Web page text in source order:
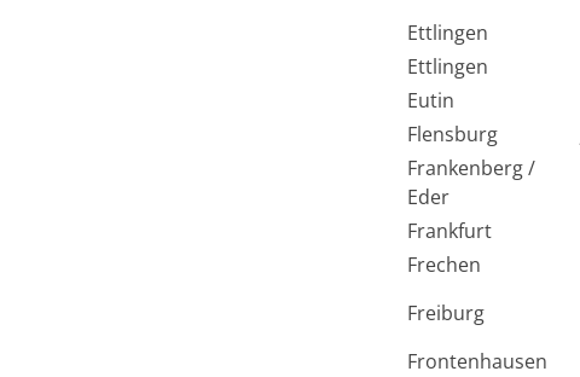
Ettlingen
Ettlingen
Eutin
Flensburg
Frankenberg /
Eder
Frankfurt
Frechen
Freiburg
Frontenhausen